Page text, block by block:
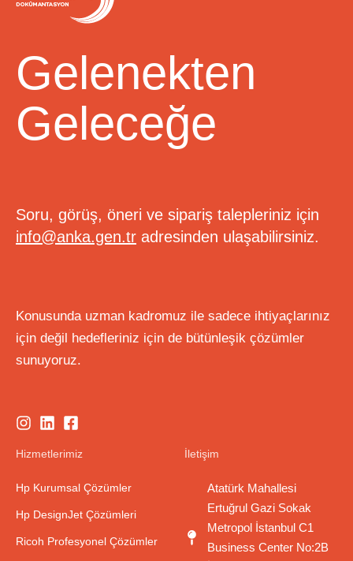
Gelenekten
Geleceğe
Soru, görüş, öneri ve sipariş talepleriniz için
info@anka.gen.tr adresinden ulaşabilirsiniz.
Konusunda uzman kadromuz ile sadece ihtiyaçlarınız
için değil hedefleriniz için de bütünleşik çözümler
sunuyoruz.
Hizmetlerimiz
Hp Kurumsal Çözümler
Hp DesignJet Çözümleri
Ricoh Profesyonel Çözümler
İletişim
Atatürk Mahallesi
Ertuğrul Gazi Sokak
Metropol İstanbul C1
Business Center No:2B